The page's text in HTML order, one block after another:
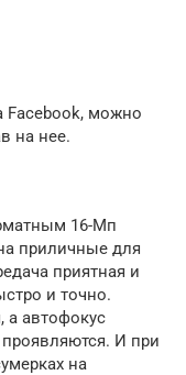
Facebook, можно
на нее.
16-Мп
приличные для
приятная и
и точно.
а автофокус
И при
на